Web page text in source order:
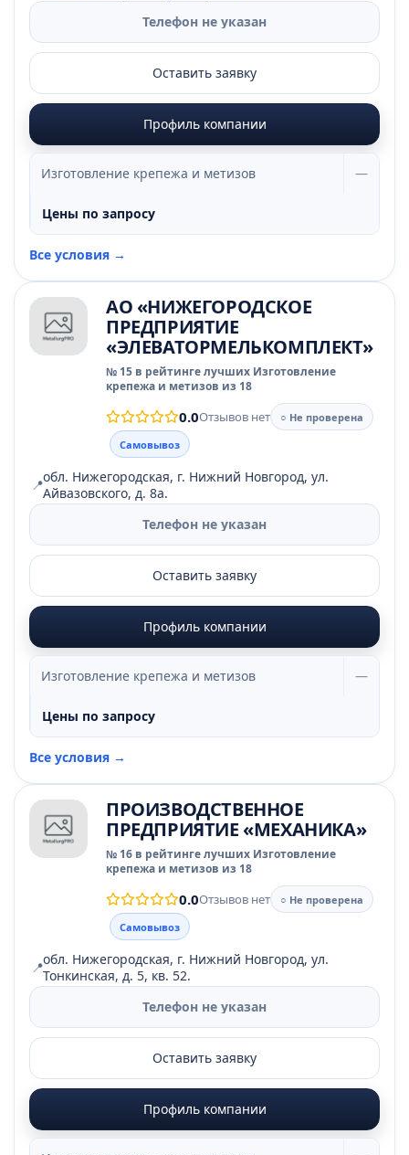
Телефон не указан
Оставить заявку
Профиль компании
Изготовление крепежа и метизов —
Цены по запросу
Все условия →
АО «НИЖЕГОРОДСКОЕ
ПРЕДПРИЯТИЕ
«ЭЛЕВАТОРМЕЛЬКОМПЛЕКТ»
№ 15 в рейтинге лучших Изготовление
крепежа и метизов из 18
0.0Отзывов нет
○ Не проверена
Самовывоз
📍обл. Нижегородская, г. Нижний Новгород, ул.
Айвазовского, д. 8а.
Телефон не указан
Оставить заявку
Профиль компании
Изготовление крепежа и метизов —
Цены по запросу
Все условия →
ПРОИЗВОДСТВЕННОЕ
ПРЕДПРИЯТИЕ «МЕХАНИКА»
№ 16 в рейтинге лучших Изготовление
крепежа и метизов из 18
0.0Отзывов нет
○ Не проверена
Самовывоз
📍обл. Нижегородская, г. Нижний Новгород, ул.
Тонкинская, д. 5, кв. 52.
Телефон не указан
Оставить заявку
Профиль компании